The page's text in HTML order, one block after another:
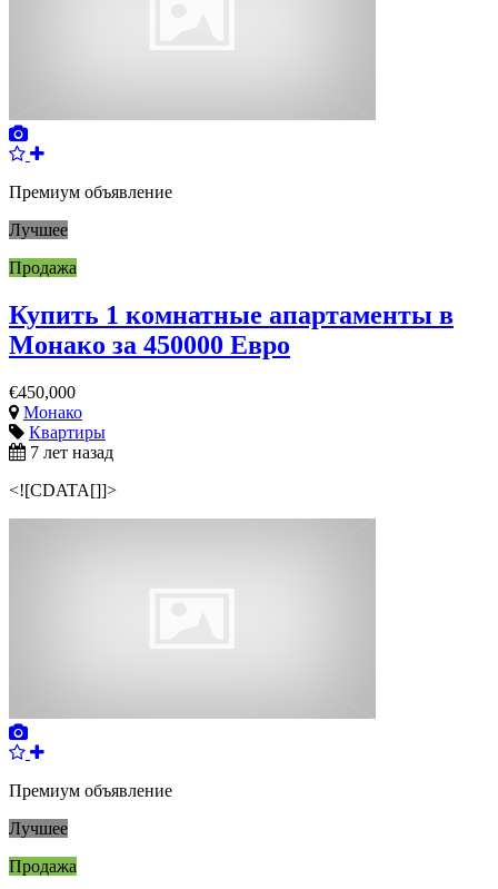
Премиум объявление
Лучшее
Продажа
Купить 1 комнатные апартаменты в
Монако за 450000 Евро
€450,000
Монако
Квартиры
7 лет назад
<![CDATA[]]>
Премиум объявление
Лучшее
Продажа